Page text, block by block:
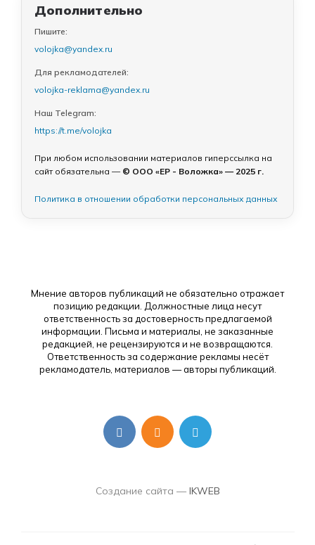
Дополнительно
Пишите:
volojka@yandex.ru
Для рекламодателей:
volojka-reklama@yandex.ru
Наш Telegram:
https://t.me/volojka
При любом использовании материалов гиперссылка на
сайт обязательна — © ООО «ЕР - Воложка» — 2025 г.
Политика в отношении обработки персональных данных
Мнение авторов публикаций не обязательно отражает
позицию редакции. Должностные лица несут
ответственность за достоверность предлагаемой
информации. Письма и материалы, не заказанные
редакцией, не рецензируются и не возвращаются.
Ответственность за содержание рекламы несёт
рекламодатель, материалов — авторы публикаций.
Создание сайта — IKWEB